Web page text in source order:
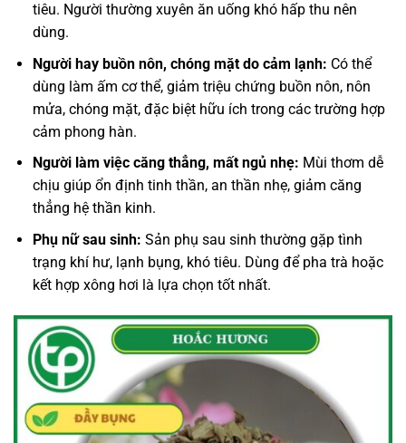
tiêu. Người thường xuyên ăn uống khó hấp thu nên
dùng.
Người hay buồn nôn, chóng mặt do cảm lạnh: Có thể
dùng làm ấm cơ thể, giảm triệu chứng buồn nôn, nôn
mửa, chóng mặt, đặc biệt hữu ích trong các trường hợp
cảm phong hàn.
Người làm việc căng thẳng, mất ngủ nhẹ: Mùi thơm dễ
chịu giúp ổn định tinh thần, an thần nhẹ, giảm căng
thẳng hệ thần kinh.
Phụ nữ sau sinh: Sản phụ sau sinh thường gặp tình
trạng khí hư, lạnh bụng, khó tiêu. Dùng để pha trà hoặc
kết hợp xông hơi là lựa chọn tốt nhất.